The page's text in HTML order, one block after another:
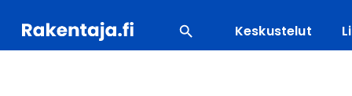
Keskustelut